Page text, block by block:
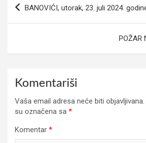
BANOVIĆI, utorak, 23. juli 2024.
POŽAR
Komentariši
Vaša email adresa neće biti objavljivana.
su označena sa *
Komentar *